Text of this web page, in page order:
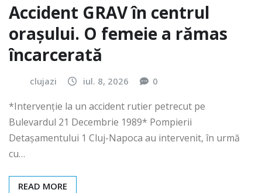
Accident GRAV în centrul
orașului. O femeie a rămas
încarcerată
clujazi iul. 8, 2026 0
*Intervenție la un accident rutier petrecut pe
Bulevardul 21 Decembrie 1989* Pompierii
Detașamentului 1 Cluj-Napoca au intervenit, în urmă
cu…
READ MORE